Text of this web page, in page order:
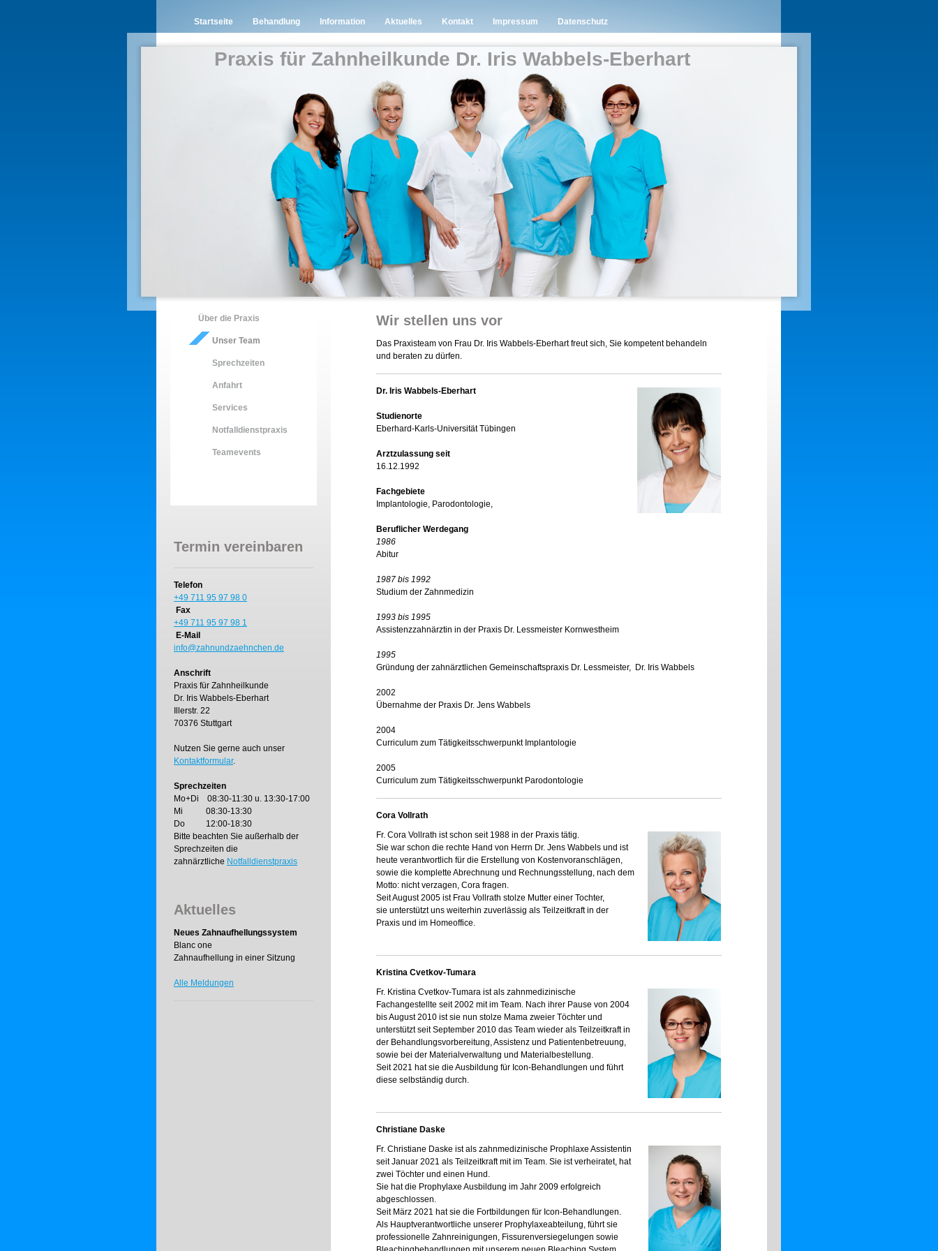
Startseite Behandlung Information Aktuelles Kontakt Impressum Datenschutz
Praxis für Zahnheilkunde Dr. Iris Wabbels-Eberhart
Über die Praxis
Unser Team
Sprechzeiten
Anfahrt
Services
Notfalldienstpraxis
Teamevents
Termin vereinbaren
Telefon
+49 711 95 97 98 0
Fax
+49 711 95 97 98 1
E-Mail
info@zahnundzaehnchen.de
Anschrift
Praxis für Zahnheilkunde
Dr. Iris Wabbels-Eberhart
Illerstr. 22
70376 Stuttgart
Nutzen Sie gerne auch unser
Kontaktformular.
Sprechzeiten
Mo+Di 08:30-11:30 u. 13:30-17:00
Mi 08:30-13:30
Do 12:00-18:30
Bitte beachten Sie außerhalb der
Sprechzeiten die
zahnärztliche Notfalldienstpraxis
Aktuelles
Neues Zahnaufhellungssystem
Blanc one
Zahnaufhellung in einer Sitzung
Alle Meldungen
Wir stellen uns vor
Das Praxisteam von Frau Dr. Iris Wabbels-Eberhart freut sich, Sie kompetent behandeln
und beraten zu dürfen.
Dr. Iris Wabbels-Eberhart
Studienorte
Eberhard-Karls-Universität Tübingen
Arztzulassung seit
16.12.1992
Fachgebiete
Implantologie, Parodontologie,
Beruflicher Werdegang
1986
Abitur
1987 bis 1992
Studium der Zahnmedizin
1993 bis 1995
Assistenzzahnärztin in der Praxis Dr. Lessmeister Kornwestheim
1995
Gründung der zahnärztlichen Gemeinschaftspraxis Dr. Lessmeister, Dr. Iris Wabbels
2002
Übernahme der Praxis Dr. Jens Wabbels
2004
Curriculum zum Tätigkeitsschwerpunkt Implantologie
2005
Curriculum zum Tätigkeitsschwerpunkt Parodontologie
Cora Vollrath
Fr. Cora Vollrath ist schon seit 1988 in der Praxis tätig.
Sie war schon die rechte Hand von Herrn Dr. Jens Wabbels und ist
heute verantwortlich für die Erstellung von Kostenvoranschlägen,
sowie die komplette Abrechnung und Rechnungsstellung, nach dem
Motto: nicht verzagen, Cora fragen.
Seit August 2005 ist Frau Vollrath stolze Mutter einer Tochter,
sie unterstützt uns weiterhin zuverlässig als Teilzeitkraft in der
Praxis und im Homeoffice.
Kristina Cvetkov-Tumara
Fr. Kristina Cvetkov-Tumara ist als zahnmedizinische
Fachangestellte seit 2002 mit im Team. Nach ihrer Pause von 2004
bis August 2010 ist sie nun stolze Mama zweier Töchter und
unterstützt seit September 2010 das Team wieder als Teilzeitkraft in
der Behandlungsvorbereitung, Assistenz und Patientenbetreuung,
sowie bei der Materialverwaltung und Materialbestellung.
Seit 2021 hat sie die Ausbildung für Icon-Behandlungen und führt
diese selbständig durch.
Christiane Daske
Fr. Christiane Daske ist als zahnmedizinische Prophlaxe Assistentin
seit Januar 2021 als Teilzeitkraft mit im Team. Sie ist verheiratet, hat
zwei Töchter und einen Hund.
Sie hat die Prophylaxe Ausbildung im Jahr 2009 erfolgreich
abgeschlossen.
Seit März 2021 hat sie die Fortbildungen für Icon-Behandlungen.
Als Hauptverantwortliche unserer Prophylaxeabteilung, führt sie
professionelle Zahnreinigungen, Fissurenversiegelungen sowie